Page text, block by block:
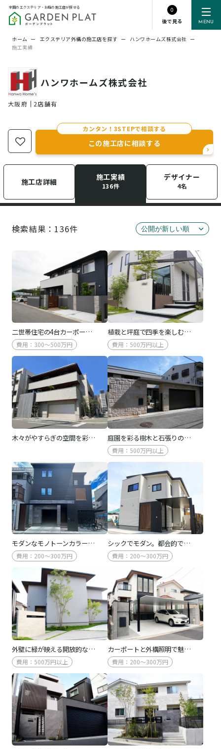
MENU
全国のエクステリア・お庭の施工店が探せる
0
後で見る
ホーム ー エクステリア外構の施工店を探す ー ハンワホームズ株式会社 ー
施工実績
ハンワホームズ株式会社
大阪府 2店舗有
施工店詳細 施工実績
136件
デザイナー
4名
カンタン！3STEPで相談する
この施工店に相談する
検索結果：136件
二世帯住宅の4台カーポー…
費用：300～500万円
植栽と坪庭で四季を楽しむ…
費用：500万円以上
木々がやすらぎの空間を彩… 庭園を彩る樹木と石張りの…
費用：500万円以上
モダンなモノトーンカラー…
費用：200～300万円
シックでモダン。都会的で…
費用：200～300万円
外壁に緑が映える開放的な…
費用：500万円以上
カーポートと外構照明で魅…
費用：200～300万円